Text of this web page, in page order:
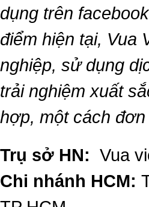
dụng trên
điểm hiện tại, Vua
nghiệp, sử dụng
trải nghiệm xuất
hợp, một cách
Trụ sở HN: Vua
Chi nhánh HCM: